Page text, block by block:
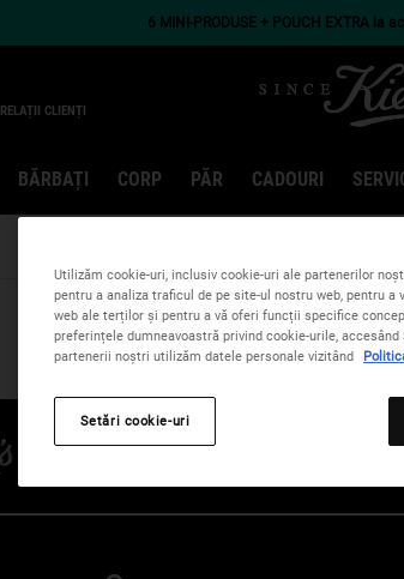
6 MINI-PRODUSE + POUCH EXTRA la
RELAȚII CLIENȚI
BĂRBAȚI CORP PĂR CADOURI
Utilizăm cookie-uri, inclusiv cookie-uri ale partenerilor
pentru a analiza traficul de pe site-ul nostru web, pentru
web ale terților și pentru a vă oferi funcții specifice
preferințele dumneavoastră privind cookie-urile,
partenerii noștri utilizăm datele personale vizitând
Setări cookie-uri